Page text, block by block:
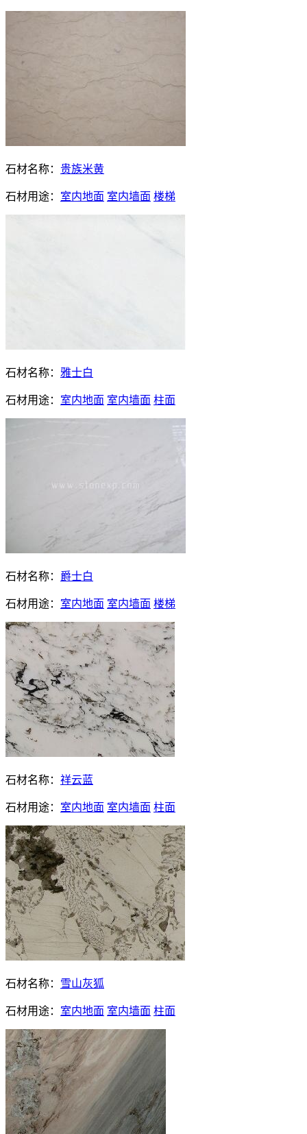
石材名称： 贵族米黄
石材用途： 室内地面 室内墙面 楼梯
石材名称： 雅士白
石材用途： 室内地面 室内墙面 柱面
石材名称： 爵士白
石材用途： 室内地面 室内墙面 楼梯
石材名称： 祥云蓝
石材用途： 室内地面 室内墙面 柱面
石材名称： 雪山灰狐
石材用途： 室内地面 室内墙面 柱面